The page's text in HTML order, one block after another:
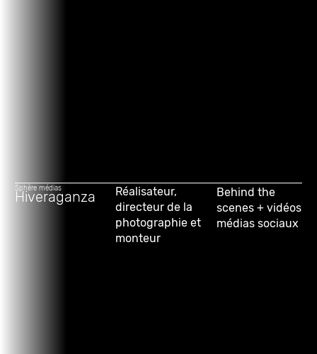
Sphère médias
Hiveraganza
Réalisateur,
directeur de la
photographie et
monteur
Behind the
scenes + vidéos
médias sociaux